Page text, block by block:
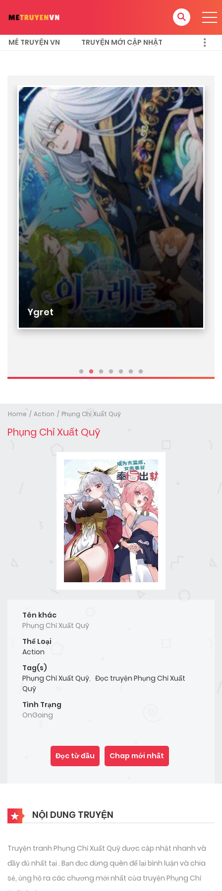
MÊ TRUYỆN VN TRUYỆN MỚI CẬP NHẬT
Ygret
Home Action Phụng Chỉ Xuất Quỹ
Phụng Chỉ Xuất Quỹ
Tên khác
Phụng Chỉ Xuất Quỹ
Thể Loại
Action
Tag(s)
Phụng Chỉ Xuất Quỹ, Đọc truyện Phụng Chỉ Xuất
Quỹ
Tình Trạng
OnGoing
Đọc từ đầu Chap mới nhất
NỘI DUNG TRUYỆN
Truyện tranh Phụng Chỉ Xuất Quỹ được cập nhật nhanh và
đầy đủ nhất tại . Bạn đọc đừng quên để lại bình luận và chia
sẻ, ủng hộ ra các chương mới nhất của truyện Phụng Chỉ